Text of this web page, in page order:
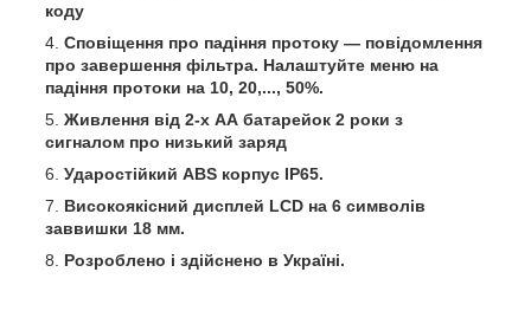
коду
Сповіщення про падіння протоку — повідомлення
про завершення фільтра. Налаштуйте меню на
падіння протоки на 10, 20,..., 50%.
Живлення від 2-х АА батарейок 2 роки з
сигналом про низький заряд
Ударостійкий ABS корпус IP65.
Високоякісний дисплей LCD на 6 символів
заввишки 18 мм.
Розроблено і здійснено в Україні.